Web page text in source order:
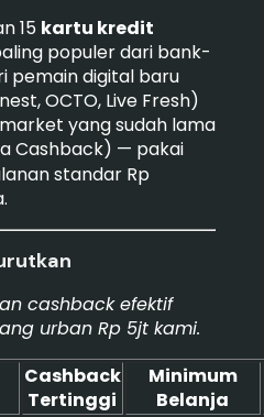
15 kartu kredit
populer dari bank-
pemain digital baru
OCTO, Live Fresh)
yang sudah lama
Cashback) — pakai
standar Rp
cashback efektif
urban Rp 5jt kami.
Cashback
Tertinggi
Minimum
Belanja